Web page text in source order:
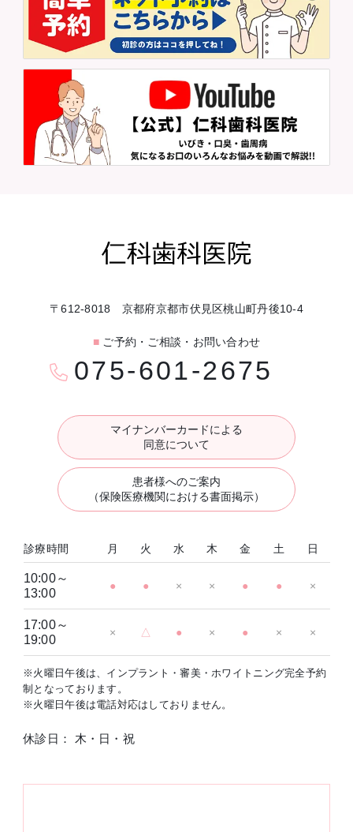
〒612-8018 京都府京都市伏見区桃山町丹後10-4
■ ご予約・ご相談・お問い合わせ
075-601-2675
マイナンバーカードによる
同意について
患者様へのご案内
（保険医療機関における書面掲示）
診療時間 月 火 水 木 金 土 日
10:00～
13:00
● ● × × ● ● ×
17:00～
19:00
× △ ● × ● × ×
※火曜日午後は、インプラント・審美・ホワイトニング完全予約
制となっております。
※火曜日午後は電話対応はしておりません。
休診日： 木・日・祝